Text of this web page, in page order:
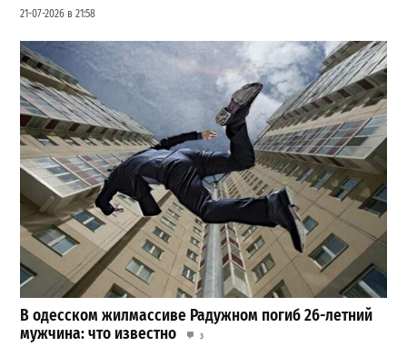
21-07-2026 в 21:58
В одесском жилмассиве Радужном погиб 26-летний
мужчина: что известно
3